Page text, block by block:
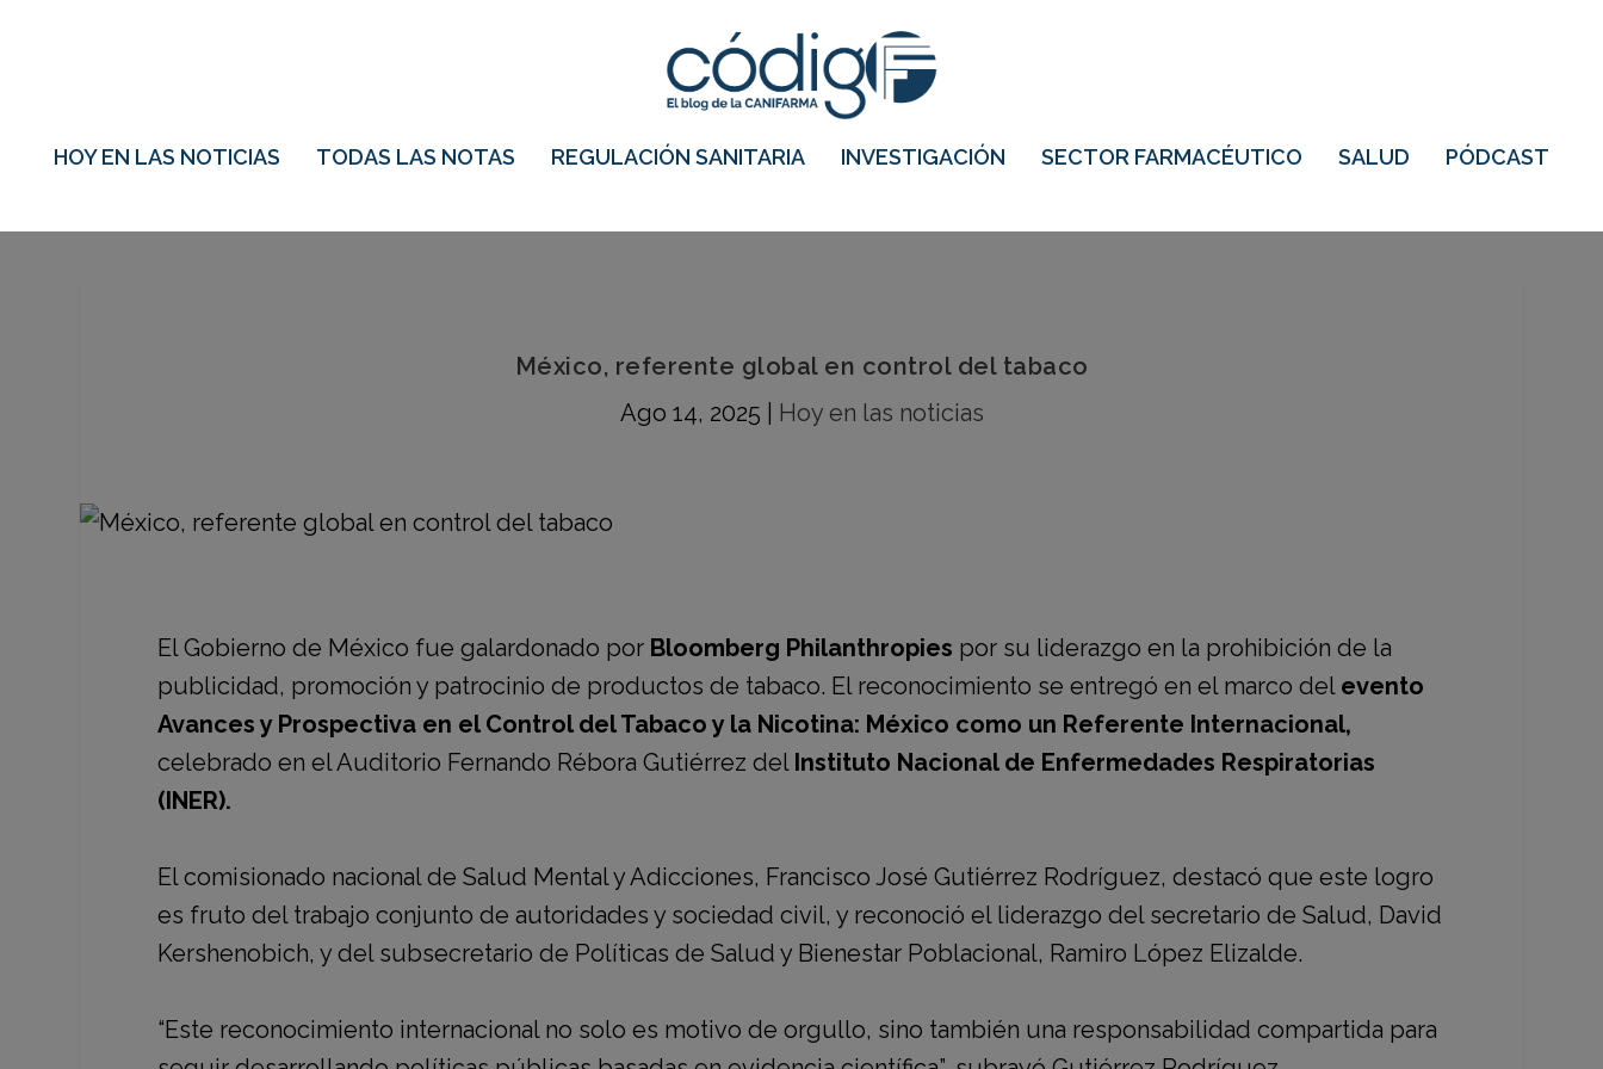
HOY EN LAS NOTICIAS TODAS LAS NOTAS REGULACIÓN SANITARIA INVESTIGACIÓN SECTOR FARMACÉUTICO SALUD PÓDCAST
México, referente global en control del tabaco
Ago 14, 2025
Hoy en las noticias
El Gobierno de México fue galardonado por Bloomberg Philanthropies por su liderazgo en la prohibición de la
publicidad, promoción y patrocinio de productos de tabaco. El reconocimiento se entregó en el marco del evento
Avances y Prospectiva en el Control del Tabaco y la Nicotina: México como un Referente Internacional,
celebrado en el Auditorio Fernando Rébora Gutiérrez del Instituto Nacional de Enfermedades Respiratorias
(INER).
Elcomisionado nacional de Salud Mental y Adicciones, Francisco José Gutiérrez Rodríguez, destacó que este logro
es fruto del trabajo conjunto de autoridades y sociedad civil, y reconoció el liderazgo del secretario de Salud, David
Kershenobich, y del subsecretario de Políticas de Salud y Bienestar Poblacional, Ramiro López Elizalde.
“Este reconocimiento internacional no solo es motivo de orgullo, sino también una responsabilidad compartida para